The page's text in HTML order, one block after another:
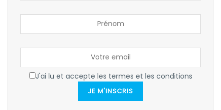
J'ai lu et accepte les termes et les conditions
JE M'INSCRIS